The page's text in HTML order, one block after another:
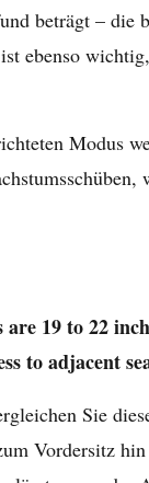
beträgt – die
ebenso
Modus
19 to 22
to adjacent
Sie
Vordersitz